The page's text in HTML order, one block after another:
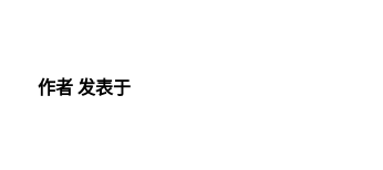
作者 发表于